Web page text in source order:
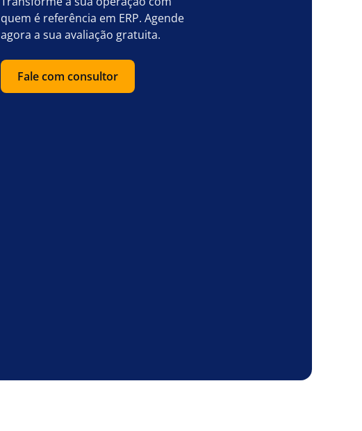
quem é referência em ERP. Agende
agora a sua avaliação gratuita.
Fale com consultor